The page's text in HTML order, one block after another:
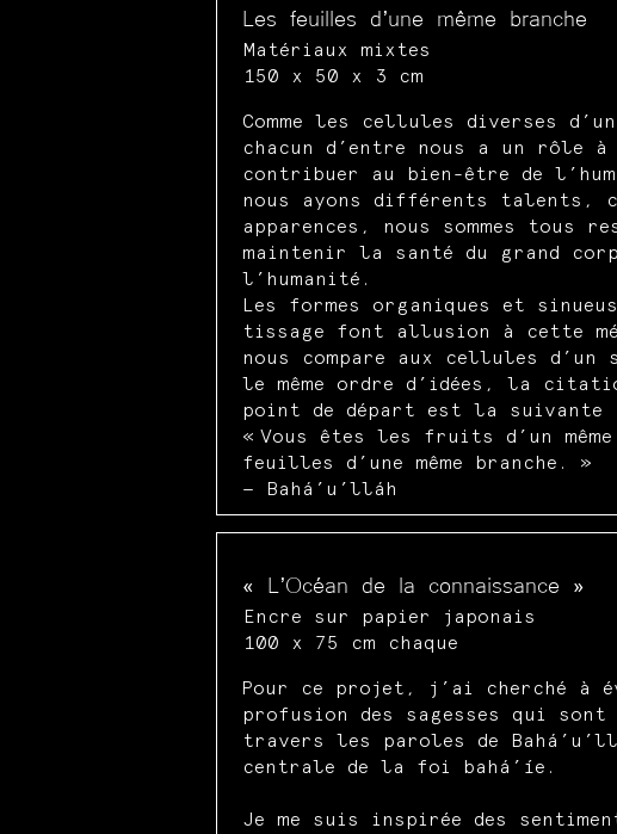
Les feuilles d’une même branche
Matériaux mixtes
150 x 50 x 3 cm
Comme les cellules diverses
chacun d’entre nous a un rôle
contribuer au bien-être de
nous ayons différents talents,
apparences, nous sommes tous
maintenir la santé du grand
l’humanité.
Les formes organiques et
tissage font allusion à cette
nous compare aux cellules d’un
le même ordre d’idées, la
point de départ est la suivante
« Vous êtes les fruits d’un
feuilles d’une même branche. »
— Bahá’u’lláh
« L’Océan de la connaissance »
Encre sur papier japonais
100 x 75 cm chaque
Pour ce projet, j’ai cherché à
profusion des sagesses qui sont
travers les paroles de
centrale de la foi bahá’íe.
Je me suis inspirée des